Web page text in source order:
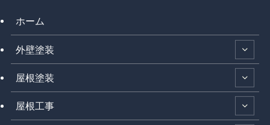
ホーム
外壁塗装
屋根塗装
屋根工事